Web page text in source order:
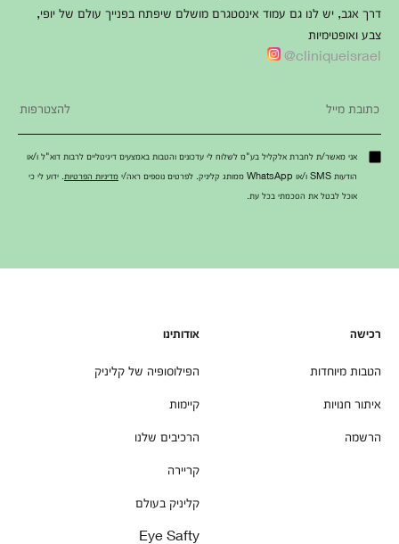
דרך אגב, יש לנו גם עמוד אינסטגרם מושלם שיפתח בפנייך עולם של יופי,
צבע ואופטימיות
cliniqueisrael@
אני מאשר/ת לחברת אלקליל בע"מ לשלוח לי עדכונים והטבות באמצעים דיגיטליים לרבות דוא"ל ו/או
הודעות SMS ו/או WhatsApp ממותג קליניק. לפרטים נוספים ראה/י
מדיניות הפרטיות . ידוע לי כי
אוכל לבטל את הסכמתי בכל עת.
רכישה
הטבות מיוחדות
איתור חנויות
הרשמה
אודותינו
הפילוסופיה של קליניק
קיימות
הרכיבים שלנו
קריירה
קליניק בעולם
Eye Safty